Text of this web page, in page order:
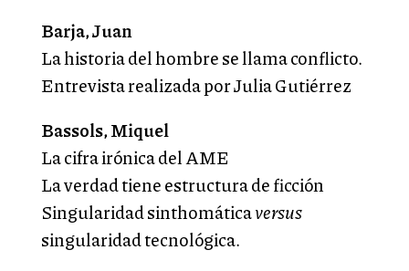
Barja, Juan
La historia del hombre se llama conflicto.
Entrevista realizada por Julia Gutiérrez
Bassols, Miquel
La cifra irónica del AME
La verdad tiene estructura de ficción
Singularidad sinthomáticaversus
singularidad tecnológica.